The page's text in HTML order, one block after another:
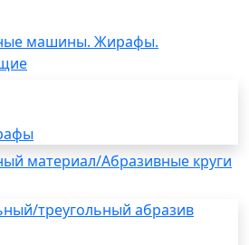
машины. Жирафы.
материал/Абразивные круги
треугольный абразив